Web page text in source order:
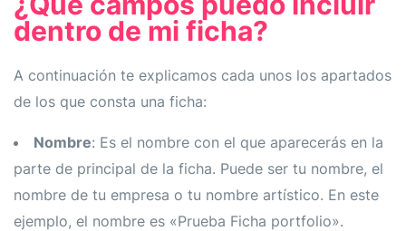
dentro de mi ficha?
A continuación te explicamos cada unos los apartados
de los que consta una ficha:
Nombre: Es el nombre con el que aparecerás en la
parte de principal de la ficha. Puede ser tu nombre, el
nombre de tu empresa o tu nombre artístico. En este
ejemplo, el nombre es «Prueba Ficha portfolio».